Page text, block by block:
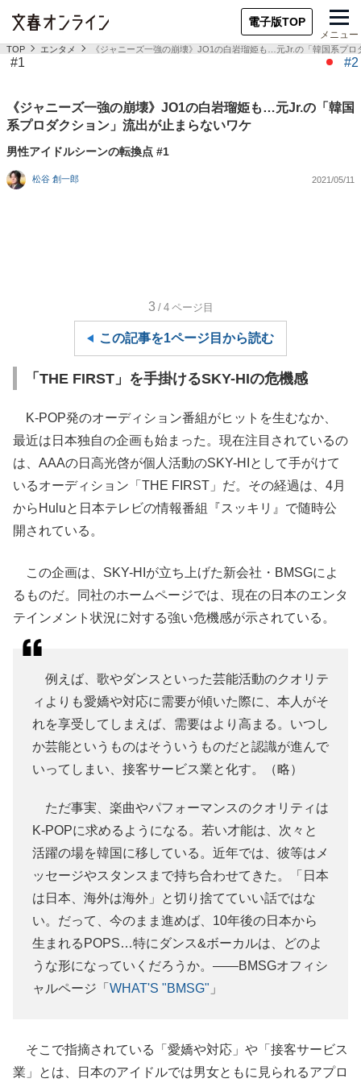
電子版TOP
メニュー
TOP エンタメ 《ジャニーズ一強の崩壊》JO1の白岩瑠姫も…元Jr.の「韓国系プ
#1 #2
《ジャニーズ一強の崩壊》JO1の白岩瑠姫も…元Jr.の「韓国
系プロダクション」流出が止まらないワケ
男性アイドルシーンの転換点 #1
松谷 創一郎 2021/05/11
3 /4 ページ目
この記事を1ページ目から読む
「THE FIRST」を手掛けるSKY-HIの危機感
K-POP発のオーディション番組がヒットを生むなか、
最近は日本独自の企画も始まった。現在注目されているの
は、AAAの日高光啓が個人活動のSKY-HIとして手がけて
いるオーディション「THE FIRST」だ。その経過は、4月
からHuluと日本テレビの情報番組『スッキリ』で随時公
開されている。
この企画は、SKY-HIが立ち上げた新会社・BMSGによ
るものだ。同社のホームページでは、現在の日本のエンタ
テインメント状況に対する強い危機感が示されている。
例えば、歌やダンスといった芸能活動のクオリテ
ィよりも愛嬌や対応に需要が傾いた際に、本人がそ
れを享受してしまえば、需要はより高まる。いつし
か芸能というものはそういうものだと認識が進んで
いってしまい、接客サービス業と化す。（略）
ただ事実、楽曲やパフォーマンスのクオリティは
K-POPに求めるようになる。若い才能は、次々と
活躍の場を韓国に移している。近年では、彼等はメ
ッセージやスタンスまで持ち合わせてきた。「日本
は日本、海外は海外」と切り捨てていい話ではな
い。だって、今のまま進めば、10年後の日本から
生まれるPOPS…特にダンス&ボーカルは、どのよ
うな形になっていくだろうか。――BMSGオフィシ
ャルページ「 WHAT'S "BMSG" 」
そこで指摘されている「愛嬌や対応」や「接客サービス
業」とは、日本のアイドルでは男女ともに見られるアプロ